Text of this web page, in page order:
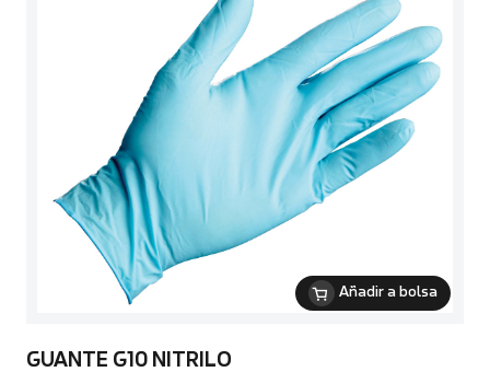
Añadir a bolsa
GUANTE G10 NITRILO